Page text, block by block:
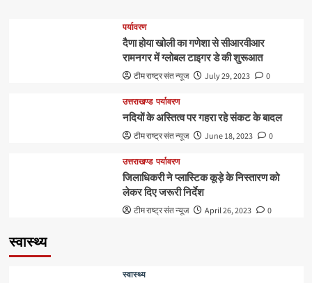
पर्यावरण
दैणा होया खोली का गणेशा से सीआरवीआर
रामनगर में ग्लोबल टाइगर डे की शुरूआत
टीम राष्ट्र संत न्यूज July 29, 2023 0
उत्तराखण्ड पर्यावरण
नदियों के अस्तित्व पर गहरा रहे संकट के बादल
टीम राष्ट्र संत न्यूज June 18, 2023 0
उत्तराखण्ड पर्यावरण
जिलाधिकरी ने प्लास्टिक कूड़े के निस्तारण को
लेकर दिए जरूरी निर्देश
टीम राष्ट्र संत न्यूज April 26, 2023 0
स्वास्थ्य
स्वास्थ्य